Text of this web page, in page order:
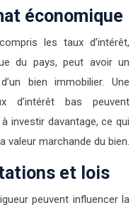
économique
les taux d’intérêt,
du pays, peut avoir un
bien immobilier. Une
d’intérêt bas peuvent
investir davantage, ce qui
valeur marchande du bien.
et lois
peuvent influencer la